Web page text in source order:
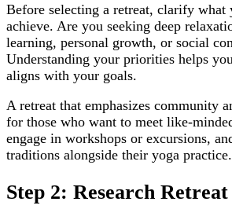
Before selecting a retreat, clarify what
achieve. Are you seeking deep
learning, personal growth, or social
Understanding your priorities helps
aligns with your goals.
A retreat that emphasizes community
for those who want to meet like-
engage in workshops or excursions,
traditions alongside their yoga practice.
Step 2: Research